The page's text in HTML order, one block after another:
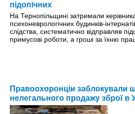
підопічних
На Тернопільщині затримали
психоневрологічних будинків-
слідства, систематично відправляв
примусові роботи, а гроші за їхню
Правоохоронціи заблокували
нелегального продажу зброї в